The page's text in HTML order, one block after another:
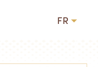
FR